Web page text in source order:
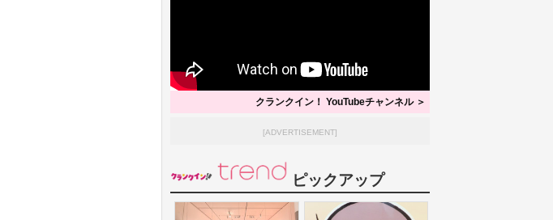
クランクイン！ YouTubeチャンネル ＞
[ADVERTISEMENT]
ピックアップ